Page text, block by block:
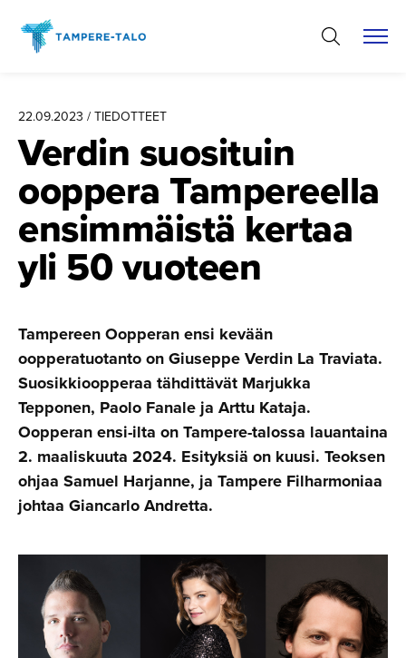
sisältöön
22.09.2023 / TIEDOTTEET
Verdin suosituin
ooppera Tampereella
ensimmäistä kertaa
yli 50 vuoteen
Tampereen Oopperan ensi kevään
oopperatuotanto on Giuseppe Verdin La Traviata.
Suosikkioopperaa tähdittävät Marjukka
Tepponen, Paolo Fanale ja Arttu Kataja.
Oopperan ensi-ilta on Tampere-talossa lauantaina
2. maaliskuuta 2024. Esityksiä on kuusi. Teoksen
ohjaa Samuel Harjanne, ja Tampere Filharmoniaa
johtaa Giancarlo Andretta.